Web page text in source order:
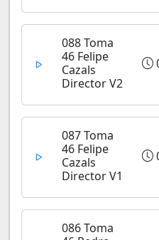
088 Toma
46 Felipe
Cazals
Director V2
087 Toma
46 Felipe
Cazals
Director V1
086 Toma